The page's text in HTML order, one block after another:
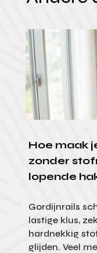
Hoe maak
zonder
lopende
Gordijnrails
lastige klus,
hardnekkig
glijden. Veel